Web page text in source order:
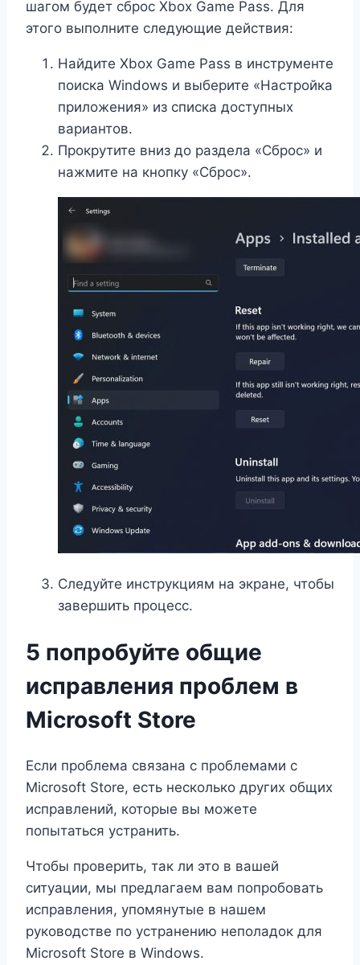
шагом будет сброс Xbox Game Pass. Для
этого выполните следующие действия:
Найдите Xbox Game Pass в инструменте
поиска Windows и выберите «Настройка
приложения» из списка доступных
вариантов.
Прокрутите вниз до раздела «Сброс» и
нажмите на кнопку «Сброс».
Следуйте инструкциям на экране, чтобы
завершить процесс.
5 попробуйте общие
исправления проблем в
Microsoft Store
Если проблема связана с проблемами с
Microsoft Store, есть несколько других общих
исправлений, которые вы можете
попытаться устранить.
Чтобы проверить, так ли это в вашей
ситуации, мы предлагаем вам попробовать
исправления, упомянутые в нашем
руководстве по устранению неполадок для
Microsoft Store в Windows.